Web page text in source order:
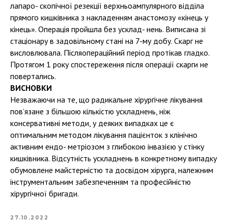
лапаро- скопічної резекції верхньоампулярного відділа
прямого кишківника з накладенням анастомозу «кінець у
кінець». Операція пройшла без усклад- нень. Виписана зі
стаціонару в задовільному стані на 7-му добу. Скарг не
висловлювала. Післяопераційний період протікав гладко.
Протягом 1 року спостереження після операції скарги не
повертались.
ВИСНОВКИ
Незважаючи на те, що радикальне хірургічне лікування
пов’язане з більшою кількістю ускладнень, ніж
консервативні методи, у деяких випадках це є
оптимальним методом лікування пацієнток з клінічно
активним ендо- метріозом з глибокою інвазією у стінку
кишківника. Відсутність ускладнень в конкретному випадку
обумовлене майстерністю та досвідом хірурга, належним
інструментальним забезпеченням та професійністю
хірургічної бригади.
27.10.2022